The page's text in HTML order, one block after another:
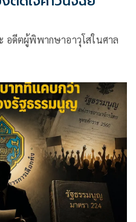
อดีตผู้พิพากษาอาวุโสในศาล